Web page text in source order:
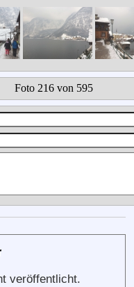
Foto 216 von 595
veröffentlicht.